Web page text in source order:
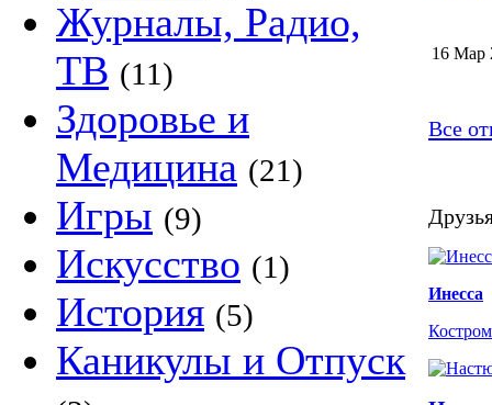
Журналы, Радио,
ТВ (11)
Здоровье и
Медицина (21)
Игры (9)
Искусство (1)
История (5)
Каникулы и Отпуск
16 Мар
Все
Инесса